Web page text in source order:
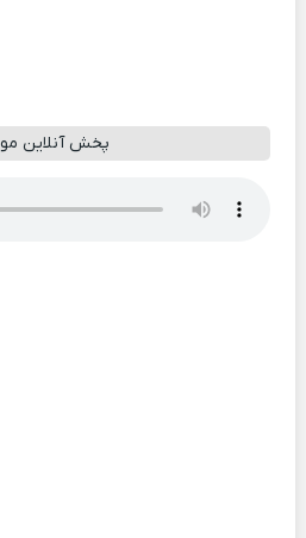
پخش آنلاین